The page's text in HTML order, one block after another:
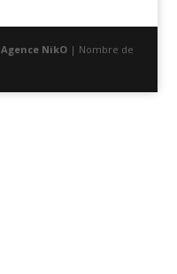
Agence NikO| Nombre de